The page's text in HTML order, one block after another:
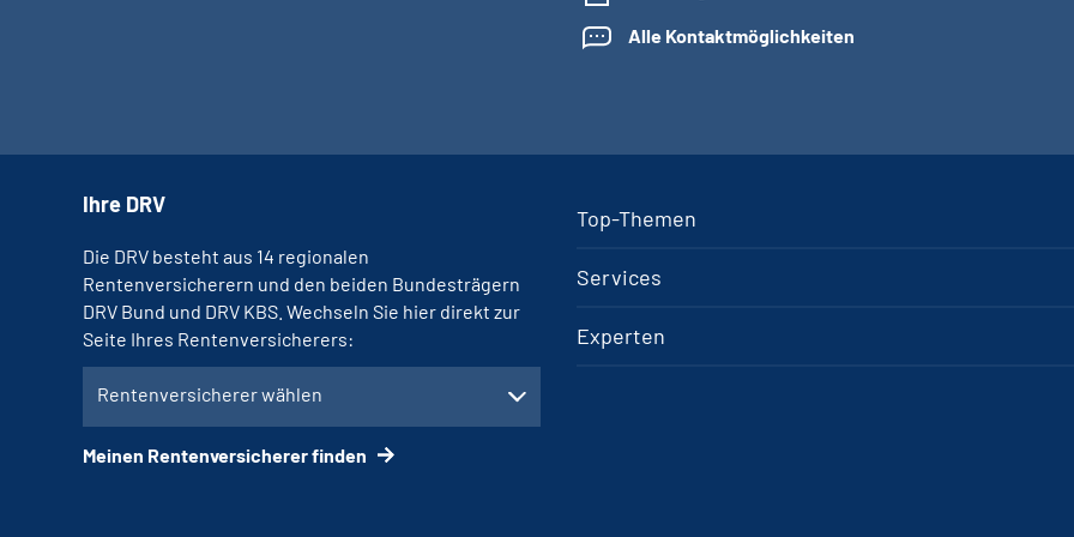
Alle Kontaktmöglichkeiten
Top-Themen
Services
Experten
Ihre DRV
Die DRV besteht aus 14 regionalen
Rentenversicherern und den beiden Bundesträgern
DRV Bund und DRV KBS. Wechseln Sie hier direkt zur
Seite Ihres Rentenversicherers:
Rentenversicherer wählen
Meinen Rentenversicherer finden